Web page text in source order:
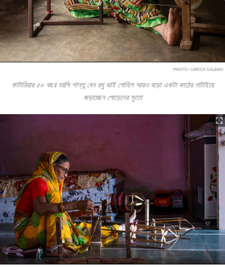
PHOTO • UMESH SOLANKI
কাটারিয়ার ৫৮ বছর বয়সি শান্তু বেন রঘু ভাই গোহিল আরও বড়ো একটা কাঠের নাটাইয়ে
জড়াচ্ছেন পোড়েনের সুতো